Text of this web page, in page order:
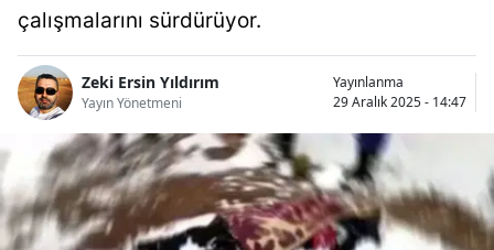
Bitlis
Burdur
Bursa
çalışmalarını sürdürüyor.
Zeki Ersin Yıldırım
Yayın Yönetmeni
Yayınlanma
29 Aralık 2025 - 14:47